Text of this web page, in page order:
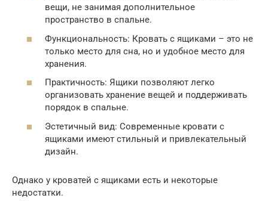
вещи, не занимая дополнительное
пространство в спальне.
Функциональность: Кровать с ящиками – это не
только место для сна, но и удобное место для
хранения.
Практичность: Ящики позволяют легко
организовать хранение вещей и поддерживать
порядок в спальне.
Эстетичный вид: Современные кровати с
ящиками имеют стильный и привлекательный
дизайн.
Однако у кроватей с ящиками есть и некоторые
недостатки.